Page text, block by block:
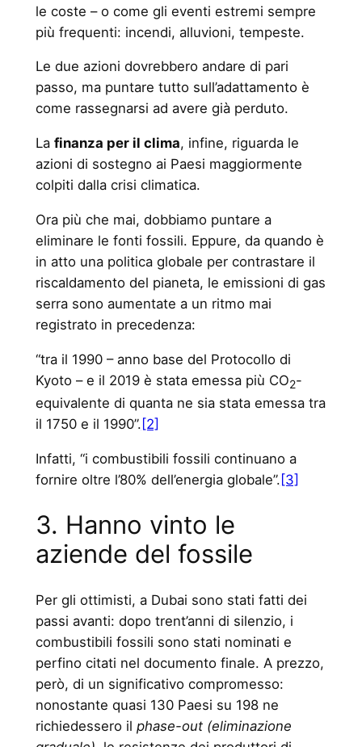
le coste – o come gli eventi estremi sempre
più frequenti: incendi, alluvioni, tempeste.
Le due azioni dovrebbero andare di pari
passo, ma puntare tutto sull’adattamento è
come rassegnarsi ad avere già perduto.
La finanza per il clima, infine, riguarda le
azioni di sostegno ai Paesi maggiormente
colpiti dalla crisi climatica.
Ora più che mai, dobbiamo puntare a
eliminare le fonti fossili. Eppure, da quando è
in atto una politica globale per contrastare il
riscaldamento del pianeta, le emissioni di gas
serra sono aumentate a un ritmo mai
registrato in precedenza:
“tra il 1990 – anno base del Protocollo di
Kyoto – e il 2019 è stata emessa più CO2-
equivalente di quanta ne sia stata emessa tra
il 1750 e il 1990”. [2]
Infatti, “i combustibili fossili continuano a
fornire oltre l’80% dell’energia globale”.[3]
3. Hanno vinto le
aziende del fossile
Per gli ottimisti, a Dubai sono stati fatti dei
passi avanti: dopo trent’anni di silenzio, i
combustibili fossili sono stati nominati e
perfino citati nel documento finale. A prezzo,
però, di un significativo compromesso:
nonostante quasi 130 Paesi su 198 ne
richiedessero il phase-out (eliminazione